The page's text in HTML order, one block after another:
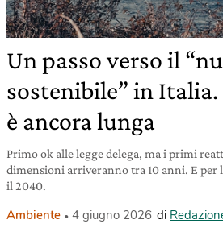
Un passo verso il
sostenibile” in
è ancora lunga
Primo ok alle legge delega, ma i primi
dimensioni arriveranno tra 10 anni. E per
il 2040.
Ambiente 4 giugno 2026 di